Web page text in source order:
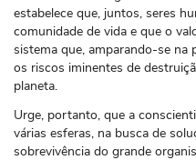
estabelece que, juntos, seres
comunidade de vida e que o
sistema que, amparando-se na
os riscos iminentes de
planeta.
Urge, portanto, que a
várias esferas, na busca de
sobrevivência do grande